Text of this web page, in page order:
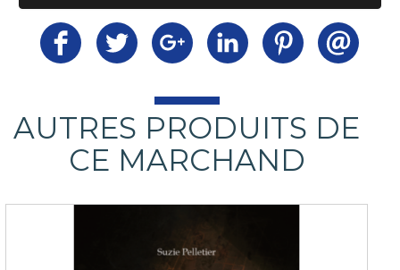
AUTRES PRODUITS DE
CE MARCHAND